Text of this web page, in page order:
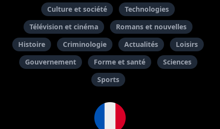
Culture et société
Technologies
Télévision et cinéma
Romans et nouvelles
Histoire
Criminologie Actualités
Loisirs
Gouvernement
Forme et santé
Sciences
Sports